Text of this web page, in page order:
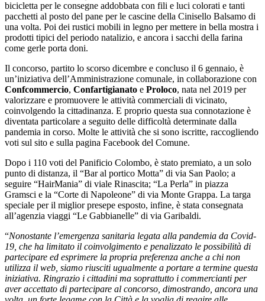
bicicletta per le consegne addobbata con fili e luci colorati e tanti
pacchetti al posto del pane per le cascine della Cinisello Balsamo di
una volta. Poi dei rustici mobili in legno per mettere in bella mostra i
prodotti tipici del periodo natalizio, e ancora i sacchi della farina
come gerle porta doni.
Il concorso, partito lo scorso dicembre e concluso il 6 gennaio, è
un’iniziativa dell’Amministrazione comunale, in collaborazione con
Confcommercio, Confartigianato e Proloco, nata nel 2019 per
valorizzare e promuovere le attività commerciali di vicinato,
coinvolgendo la cittadinanza. E proprio questa sua connotazione è
diventata particolare a seguito delle difficoltà determinate dalla
pandemia in corso. Molte le attività che si sono iscritte, raccogliendo
voti sul sito e sulla pagina Facebook del Comune.
Dopo i 110 voti del Panificio Colombo, è stato premiato, a un solo
punto di distanza, il “Bar al portico Motta” di via San Paolo; a
seguire “HairMania” di viale Rinascita; “La Perla” in piazza
Gramsci e la “Corte di Napoleone” di via Monte Grappa. La targa
speciale per il miglior presepe esposto, infine, è stata consegnata
all’agenzia viaggi “Le Gabbianelle” di via Garibaldi.
“Nonostante l’emergenza sanitaria legata alla pandemia da Covid-
19, che ha limitato il coinvolgimento e penalizzato le possibilità di
partecipare ed esprimere la propria preferenza anche a chi non
utilizza il web, siamo riusciti ugualmente a portare a termine questa
iniziativa. Ringrazio i cittadini ma soprattutto i commercianti per
aver accettato di partecipare al concorso, dimostrando, ancora una